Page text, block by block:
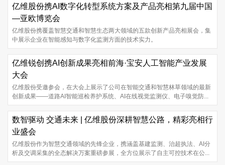
亿维股份携AI数字化转型系统方案及产品亮相第九届中国
—亚欧博览会
亿维股份携覆盖智慧交通和智慧生态两大领域的五款创新产品亮相展会，集
中展示企业在智能感知与数字化监测方面的技术实力。
亿维锐创携AI创新成果亮相前海·宝安人工智能产业发展
大会
亿维股份受邀参会，在大会上展示了公司在智能交通和智慧林草领域的最新
创新成果——道路AI智能巡检养护系统、AI在线视觉监测仪、电子嗅觉防...
数智驱动 交通未来 | 亿维股份深耕智慧公路，精彩亮相行
业盛会
亿维股份作为智慧交通领域的先锋企业，携涵盖基建监测、治超执法、AI分
析及交调采集的全态解决万案重磅参展，全方位展示了自主可控技术在公...